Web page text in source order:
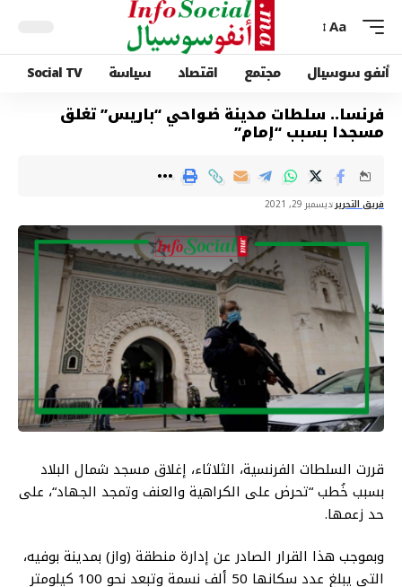
Aa
أنفو سوسيال مجتمع اقتصاد سياسة Social TV
فرنسا.. سلطات مدينة ضواحي “باريس” تغلق
مسجدا بسبب “إمام”
فريق التحريرديسمبر 29, 2021
قررت السلطات الفرنسية، الثلاثاء، إغلاق مسجد شمال البلاد
بسبب خُطب“تحرض على الكراهية والعنف وتمجد الجهاد“، على
حد زعمها.
وبموجب هذا القرار الصادر عن إدارة منطقة (واز) بمدينة بوفيه،
التي يبلغ عدد سكانها ألف نسمة وتبعد نحو
كيلومتر